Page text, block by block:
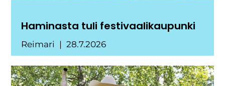
Haminasta tuli festivaalikaupunki
Reimari 28.7.2026